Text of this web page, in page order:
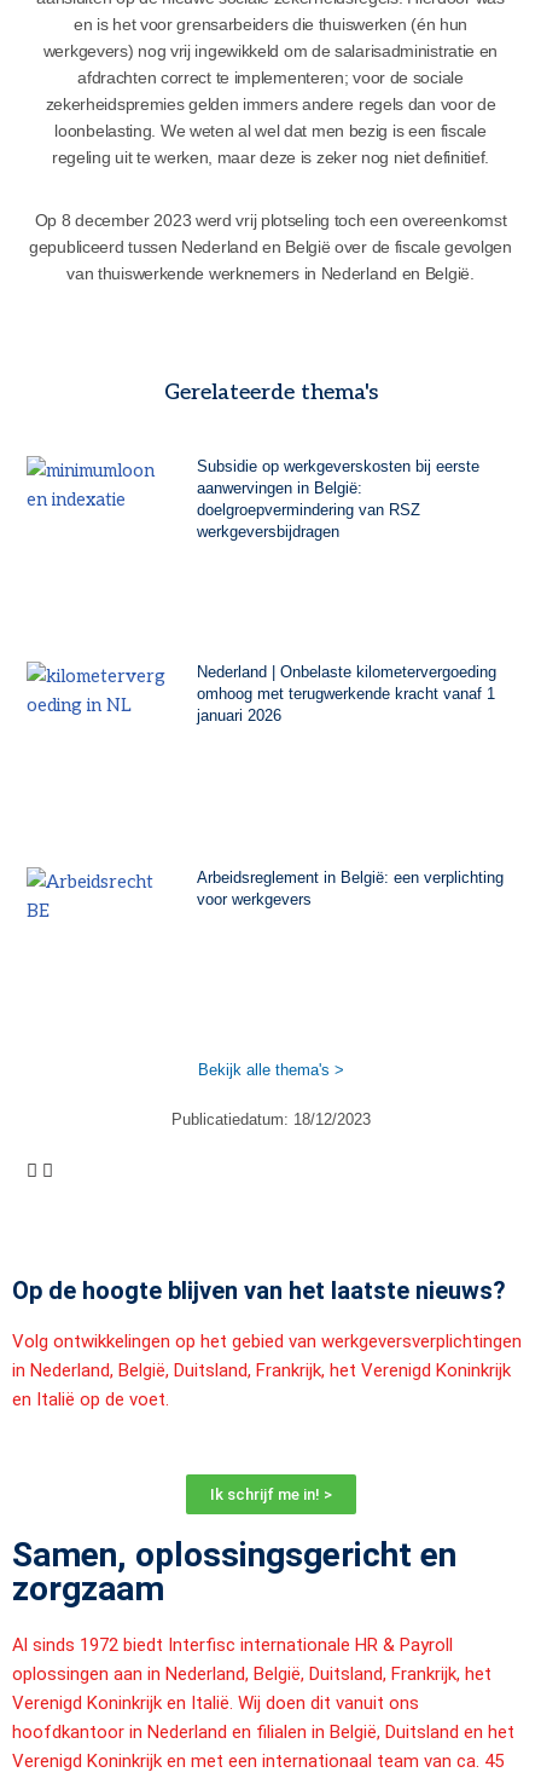
en is het voor grensarbeiders die thuiswerken (én hun
werkgevers) nog vrij ingewikkeld om de salarisadministratie en
afdrachten correct te implementeren; voor de sociale
zekerheidspremies gelden immers andere regels dan voor de
loonbelasting. We weten al wel dat men bezig is een fiscale
regeling uit te werken, maar deze is zeker nog niet definitief.
Op 8 december 2023 werd vrij plotseling toch een overeenkomst
gepubliceerd tussen Nederland en België over de fiscale gevolgen
van thuiswerkende werknemers in Nederland en België.
Gerelateerde thema's
Subsidie op werkgeverskosten bij eerste
aanwervingen in België:
doelgroepvermindering van RSZ
werkgeversbijdragen
Nederland | Onbelaste kilometervergoeding
omhoog met terugwerkende kracht vanaf 1
januari 2026
Arbeidsreglement in België: een verplichting
voor werkgevers
Bekijk alle thema's >
Publicatiedatum: 18/12/2023
Op de hoogte blijven van het laatste nieuws?
Volg ontwikkelingen op het gebied van werkgeversverplichtingen
in Nederland, België, Duitsland, Frankrijk, het Verenigd Koninkrijk
en Italië op de voet.
Ik schrijf me in! >
Samen, oplossingsgericht en
zorgzaam
Al sinds 1972 biedt Interfisc internationale HR & Payroll
oplossingen aan in Nederland, België, Duitsland, Frankrijk, het
Verenigd Koninkrijk en Italië. Wij doen dit vanuit ons
hoofdkantoor in Nederland en filialen in België, Duitsland en het
Verenigd Koninkrijk en met een internationaal team van ca. 45